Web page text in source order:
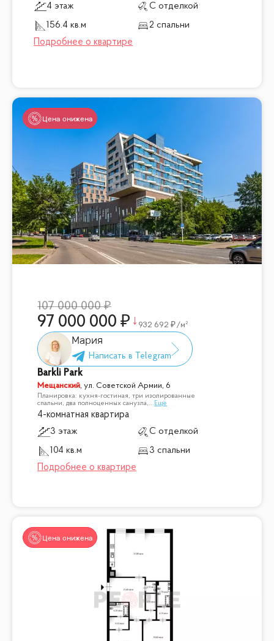
4 этаж
С отделкой
156.4 кв.м
2 спальни
Цена снижена
107 000 000
97 000 000 932 692 /м²
Мария
Barkli Park
Мещанский,ул. Советской Армии, 6
Планировка: кухня-гостиная, три изолированные
спальни, два полноценных санузла,... Ещё
4-комнатная квартира
3 этаж
С отделкой
104 кв.м
3 спальни
Цена снижена